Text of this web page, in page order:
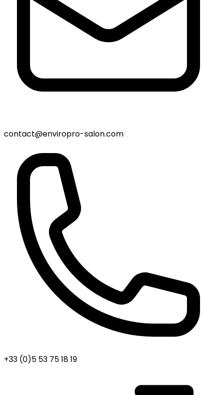
contact@enviropro-salon.com
+33 (0)5 53 75 18 19